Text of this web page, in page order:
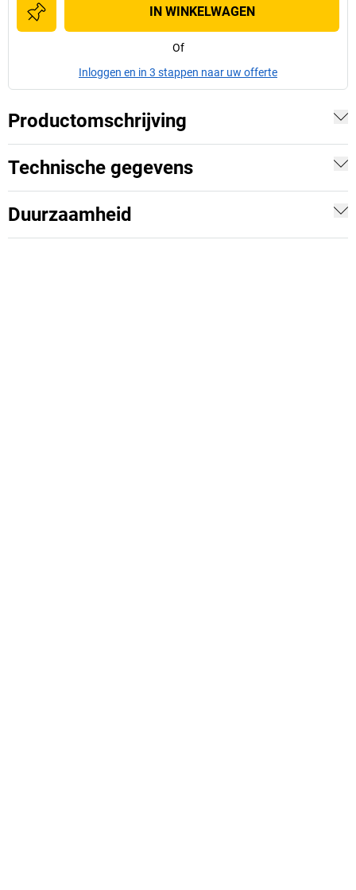
IN WINKELWAGEN
Of
Inloggen en in 3 stappen naar uw offerte
Productomschrijving
Technische gegevens
Duurzaamheid